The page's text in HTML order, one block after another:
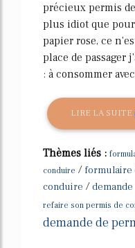
précieux permis
plus idiot que
papier rose, ce
place de passager
: à consommer
LIRE LA SUITE
Thèmes liés :
conduire / formulaire
conduire /
refaire son permis de
demande de